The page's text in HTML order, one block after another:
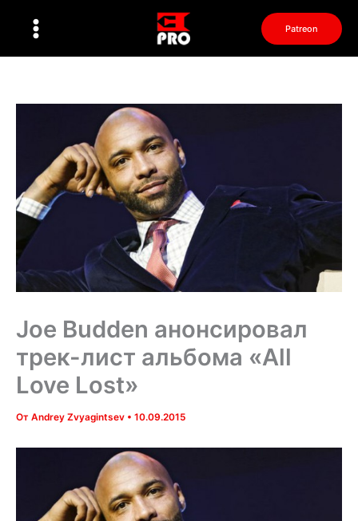
Patreon
Joe Budden анонсировал
трек-лист альбома «All
Love Lost»
От Andrey Zvyagintsev • 10.09.2015